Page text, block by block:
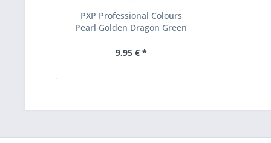
PXP Professional Colours
Pearl Golden Dragon Green
9,95 € *